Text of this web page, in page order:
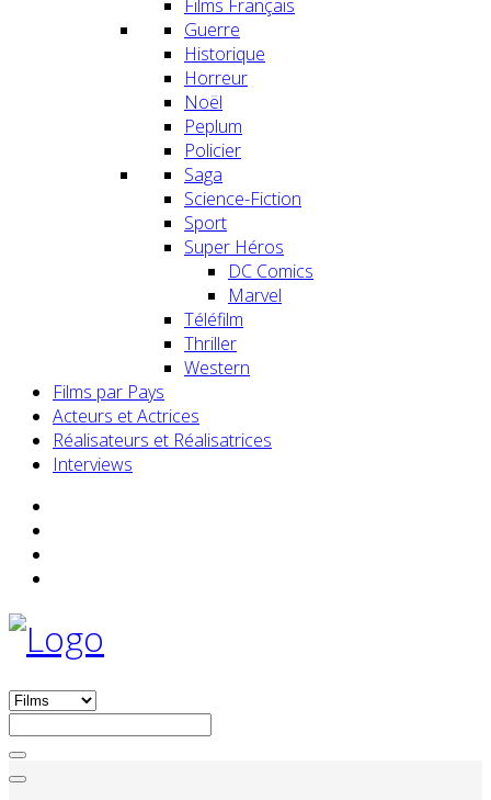
Films Français
Guerre
Historique
Horreur
Noël
Peplum
Policier
Saga
Science-Fiction
Sport
Super Héros
DC Comics
Marvel
Téléfilm
Thriller
Western
Films par Pays
Acteurs et Actrices
Réalisateurs et Réalisatrices
Interviews